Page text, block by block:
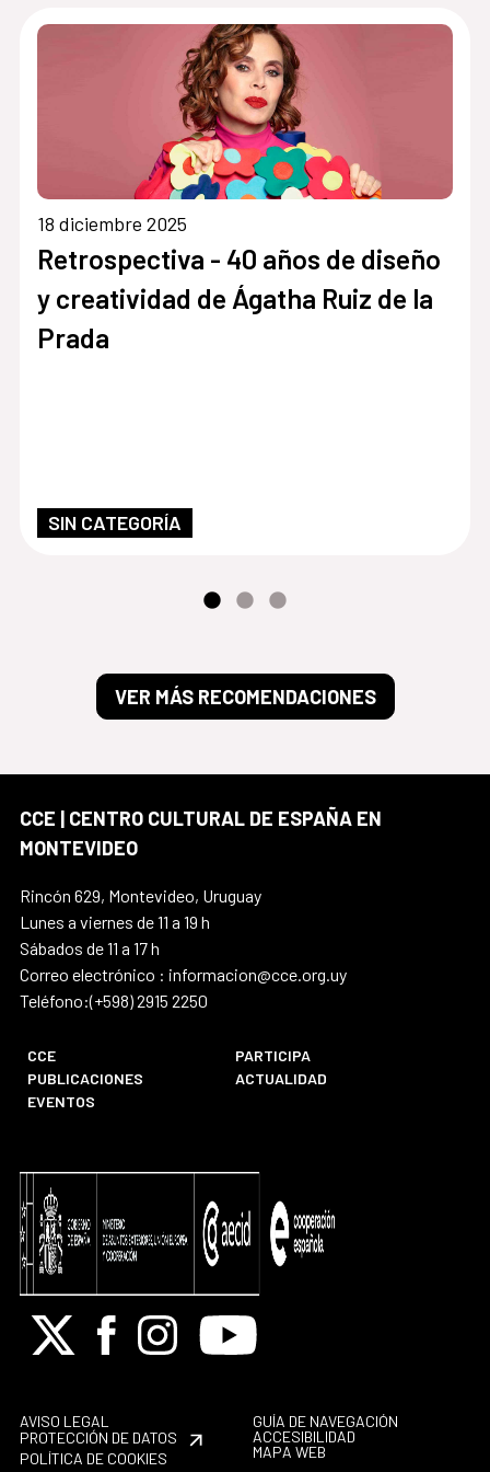
18 diciembre 2025
Retrospectiva - 40 años de diseño
y creatividad de Ágatha Ruiz de la
Prada
SIN CATEGORÍA
VER MÁS RECOMENDACIONES
CCE | CENTRO CULTURAL DE ESPAÑA EN
MONTEVIDEO
Rincón 629, Montevideo, Uruguay
Lunes a viernes de 11 a 19 h
Sábados de 11 a 17 h
Correo electrónico : informacion@cce.org.uy
Teléfono:(+598) 2915 2250
CCE
PARTICIPA
PUBLICACIONES
ACTUALIDAD
EVENTOS
X FacebookInstagramYoutube
AVISO LEGAL
PROTECCIÓN DE DATOS
POLÍTICA DE COOKIES
GUÍA DE NAVEGACIÓN
ACCESIBILIDAD
MAPA WEB